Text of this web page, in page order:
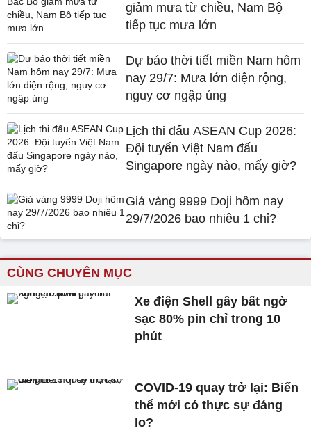
giảm mưa từ chiều, Nam Bộ
tiếp tục mưa lớn
Dự báo thời tiết miền Nam hôm
nay 29/7: Mưa lớn diện rộng,
nguy cơ ngập úng
Lịch thi đấu ASEAN Cup 2026:
Đội tuyển Việt Nam đấu
Singapore ngày nào, mấy giờ?
Giá vàng 9999 Doji hôm nay
29/7/2026 bao nhiêu 1 chỉ?
CÙNG CHUYÊN MỤC
Xe điện Shell gây bất ngờ
sạc 80% pin chỉ trong 10
phút
COVID-19 quay trở lại: Biến
thể mới có thực sự đáng
lo?